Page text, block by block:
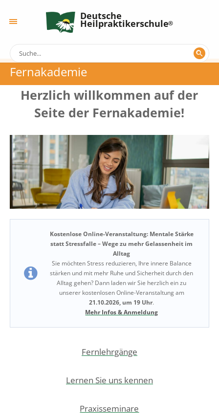
Deutsche
Heilpraktikerschule
Fernakademie
Herzlich willkommen auf der
Seite der Fernakademie!
Kostenlose Online-Veranstaltung: Mentale Stärke
statt Stressfalle – Wege zu mehr Gelassenheit im
Alltag
Sie möchten Stress reduzieren, Ihre innere Balance
stärken und mit mehr Ruhe und Sicherheit durch den
Alltag gehen? Dann laden wir Sie herzlich ein zu
unserer kostenlosen Online-Veranstaltung am
21.10.2026, um 19 Uhr.
Mehr Infos & Anmeldung
Fernlehrgänge
Lernen Sie uns kennen
Praxisseminare